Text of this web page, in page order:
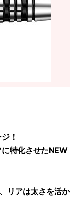
！
特化させたNEW
リアは太さを活か